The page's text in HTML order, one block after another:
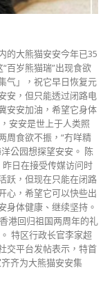
的大熊猫安安今年已35
百岁熊猫瑞”出现食欲
气」，祝它早日恢复元
安，但只能透过闭路电
安安加油，希望它身体
安安是世上于人类照
周食欲不振，“冇咩精
公园想探望安安。 陈
日在接受传媒访问时
跃，但现在只能在闭路
心，希望它可以快些出
身体健康、继续坚持。
港回归祖国两周年的礼
特区行政长官李家超
交平台发帖表示，特首
齐为大熊猫安安集